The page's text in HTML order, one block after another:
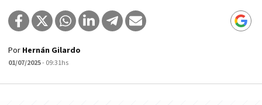
Por Hernán Gilardo
01/07/2025- 09:31hs